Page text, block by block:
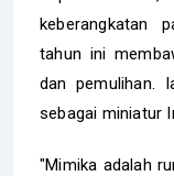
keberangkatan
tahun ini
dan pemulihan.
sebagai miniatur
"Mimika adalah